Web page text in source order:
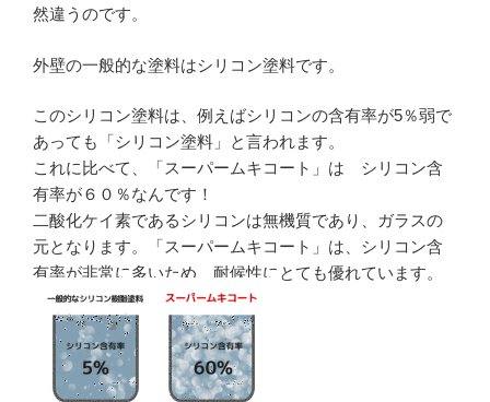
然違うのです。
外壁の一般的な塗料はシリコン塗料です。
このシリコン塗料は、例えばシリコンの含有率が5％弱で
あっても「シリコン塗料」と言われます。
これに比べて、「スーパームキコート」は シリコン含
有率が６０％なんです！
二酸化ケイ素であるシリコンは無機質であり、ガラスの
元となります。「スーパームキコート」は、シリコン含
有率が非常に多いため、耐候性にとても優れています。